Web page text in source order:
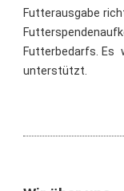
Futterausgabe
Futterbedarfs. Es
unterstützt.